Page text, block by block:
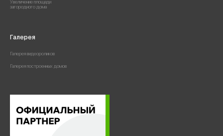
Увеличение площади
загородного дома
Галерея
Галерея видеороликов
Галерея построенных домов